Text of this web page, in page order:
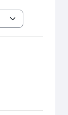
navegación